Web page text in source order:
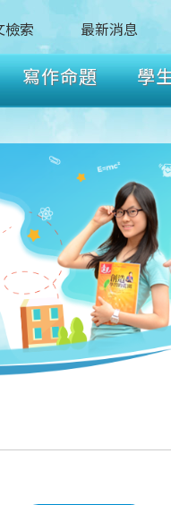
檢索 最新消息
寫作命題 學